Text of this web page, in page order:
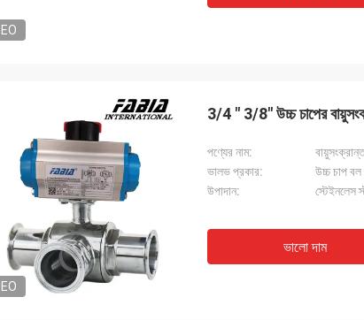
3/4 " 3/8" উচ্চ চাপের
পণ্যের নাম:
ভালভ প্রকার:
উচ্চ চাপ
উপাদান:
স্টেইনলেস
ভালো দাম